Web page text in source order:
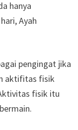
hanya
Ayah
pengingat jika
aktifitas fisik
fisik itu